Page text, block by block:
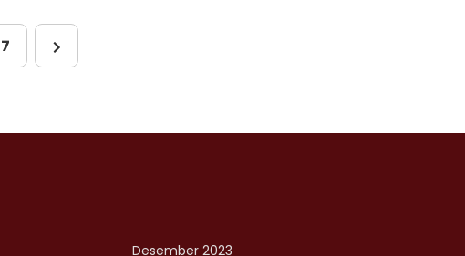
7
Desember 2023